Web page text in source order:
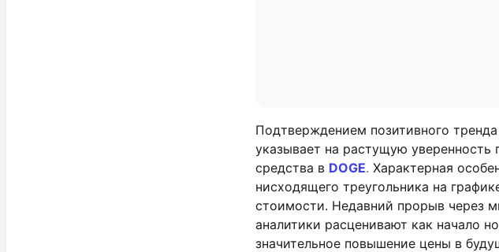
Подтверждением позитивного
указывает на растущую уверенность
средства в DOGE. Характерная
нисходящего треугольника на
стоимости. Недавний прорыв через
аналитики расценивают как начало
значительное повышение цены в